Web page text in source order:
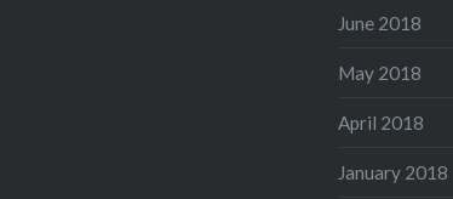
June 2018
May 2018
April 2018
January 2018